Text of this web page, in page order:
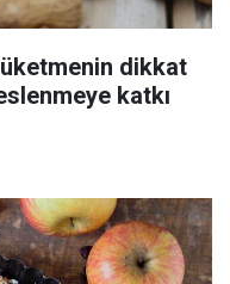
dikkat
katkı